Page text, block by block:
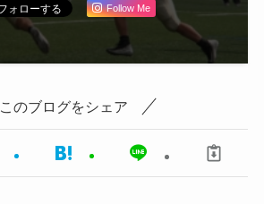
Follow Me
このブログをシェア